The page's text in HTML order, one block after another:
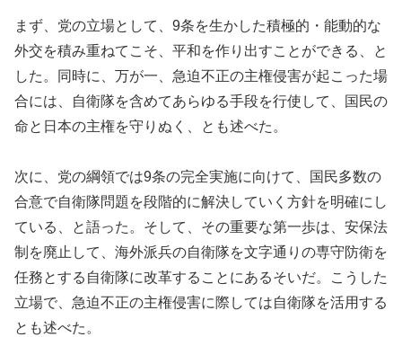
まず、党の立場として、9条を生かした積極的・能動的な
外交を積み重ねてこそ、平和を作り出すことができる、と
した。同時に、万が一、急迫不正の主権侵害が起こった場
合には、自衛隊を含めてあらゆる手段を行使して、国民の
命と日本の主権を守りぬく、とも述べた。
次に、党の綱領では9条の完全実施に向けて、国民多数の
合意で自衛隊問題を段階的に解決していく方針を明確にし
ている、と語った。そして、その重要な第一歩は、安保法
制を廃止して、海外派兵の自衛隊を文字通りの専守防衛を
任務とする自衛隊に改革することにあるそいだ。こうした
立場で、急迫不正の主権侵害に際しては自衛隊を活用する
とも述べた。